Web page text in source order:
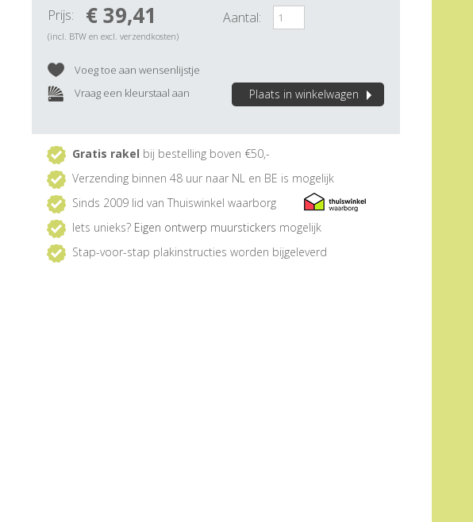
Plaats in winkelwagen
Prijs: € 39,41
(incl. BTW en excl. verzendkosten)
Aantal:
Voeg toe aan wensenlijstje
Vraag een kleurstaal aan
Gratis rakel bij bestelling boven €50,-
Verzending binnen 48 uur naar NL en BE is mogelijk
Sinds 2009 lid van Thuiswinkel waarborg
Iets unieks? Eigen ontwerp muurstickers mogelijk
Stap-voor-stap plakinstructies worden bijgeleverd